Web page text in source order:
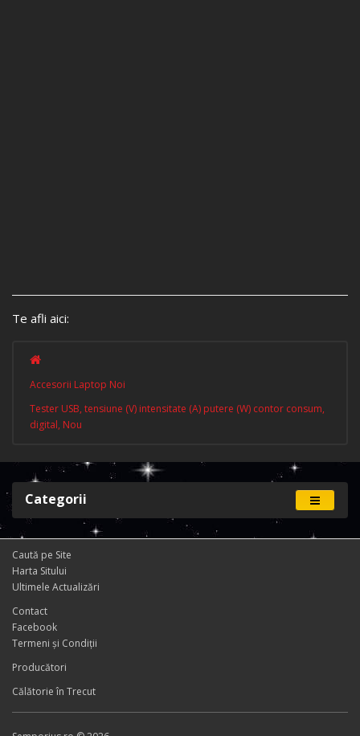
Te afli aici:
Accesorii Laptop Noi
Tester USB, tensiune (V) intensitate (A) putere (W) contor consum,
digital, Nou
Categorii
Caută pe Site
Harta Sitului
Ultimele Actualizări
Contact
Facebook
Termeni și Condiţii
Producători
Călătorie în Trecut